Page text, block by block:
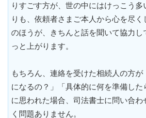
りすごす方が、世の中にはけっこう多
りも、依頼者さまご本人から心を尽く
のほうが、きちんと話を聞いて協力し
っと上がります。
もちろん、連絡を受けた相続人の方が
になるの？」「具体的に何を準備した
に思われた場合、司法書士に問い合わ
く問題ありません。